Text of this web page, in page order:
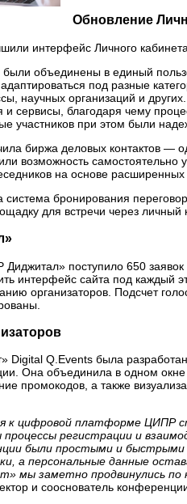
Обновление
интерфейс Личного
были объединены в единый
под разные
научных организаций и
сервисы, благодаря чему
участников при этом были
биржа деловых контактов —
возможность
на основе расширенных
бронирования
для встречи через личный
поступило 650
интерфейс сайта под каждый
организаторов. Подсчет
Digital Q.Events была
Она объединила в одном
промокодов, а также
к цифровой платформе ЦИПР
регистрации и
были простыми и
а персональные данные
мы заметно продвинулись по
и сооснователь